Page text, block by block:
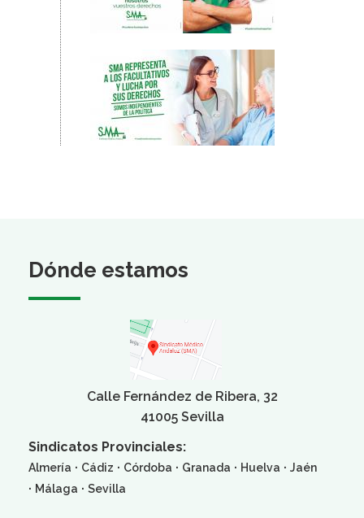
Dónde estamos
Calle Fernández de Ribera, 32
41005 Sevilla
Sindicatos Provinciales:
Almería · Cádiz · Córdoba · Granada · Huelva · Jaén
· Málaga · Sevilla